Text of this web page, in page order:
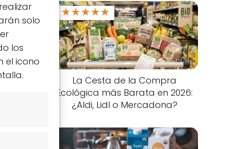
solo
los
el icono
las
★★★★★
La Cesta de la Compra
Ecológica más Barata en 2026:
¿Aldi, Lidl o Mercadona?